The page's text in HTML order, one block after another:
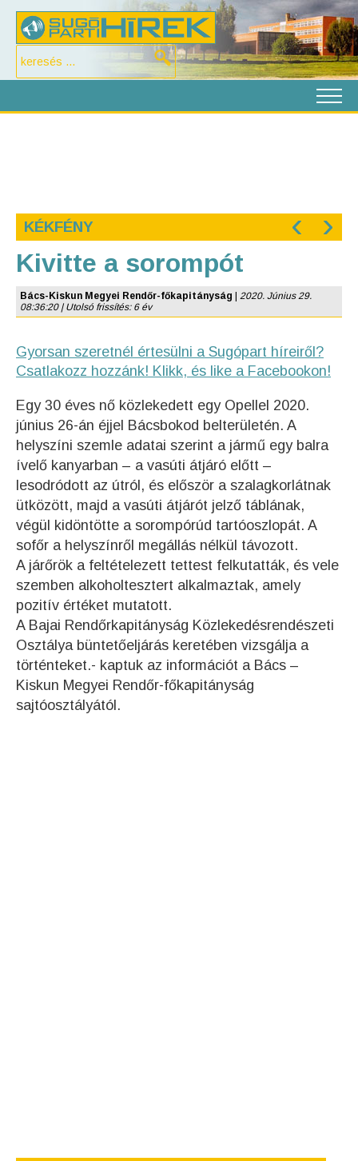
KÉKFÉNY ‹ ›
Kivitte a sorompót
Bács-Kiskun Megyei Rendőr-főkapitányság
2020. Június 29.
08:36:20 | Utolsó frissítés: 6 év
Gyorsan szeretnél értesülni a Sugópart híreiről?
Csatlakozz hozzánk! Klikk, és like a Facebookon!
Egy 30 éves nő közlekedett egy Opellel 2020.
június 26-án éjjel Bácsbokod belterületén. A
helyszíni szemle adatai szerint a jármű egy balra
ívelő kanyarban – a vasúti átjáró előtt –
lesodródott az útról, és először a szalagkorlátnak
ütközött, majd a vasúti átjárót jelző táblának,
végül kidöntötte a sorompórúd tartóoszlopát. A
sofőr a helyszínről megállás nélkül távozott.
A járőrök a feltételezett tettest felkutatták, és vele
szemben alkoholtesztert alkalmaztak, amely
pozitív értéket mutatott.
A Bajai Rendőrkapitányság Közlekedésrendészeti
Osztálya büntetőeljárás keretében vizsgálja a
történteket.- kaptuk az információt a Bács –
Kiskun Megyei Rendőr-főkapitányság
sajtóosztályától.